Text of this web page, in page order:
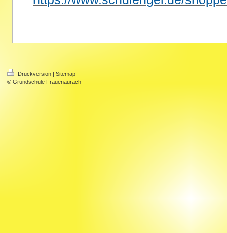
Druckversion | Sitemap
© Grundschule Frauenaurach